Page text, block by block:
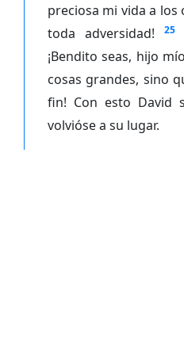
preciosa mi vida a los
toda adversidad!
25
¡Bendito seas, hijo
cosas grandes, sino
fin! Con esto David
volvióse a su lugar.